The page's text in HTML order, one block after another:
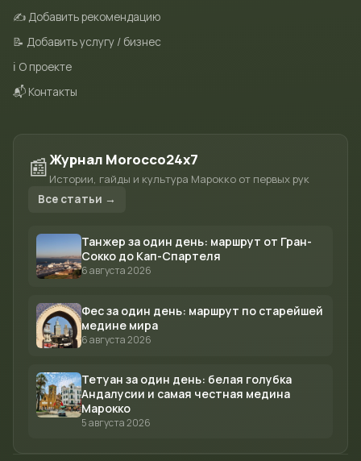
✍️ Добавить рекомендацию
📝 Добавить услугу / бизнес
ℹ️ О проекте
📬 Контакты
📰Журнал Morocco24x7
Истории, гайды и культура Марокко от первых рук
Все статьи →
Танжер за один день: маршрут от Гран-
Сокко до Кап-Спартеля
6 августа 2026
Фес за один день: маршрут по старейшей
медине мира
6 августа 2026
Тетуан за один день: белая голубка
Андалусии и самая честная медина
Марокко
5 августа 2026